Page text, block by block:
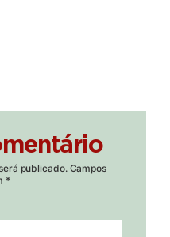
publicado. Campos
*